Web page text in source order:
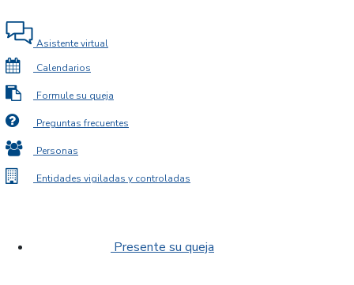
Asistente virtual
Calendarios
Formule su queja
Preguntas frecuentes
Personas
Entidades vigiladas y controladas
Presente su queja